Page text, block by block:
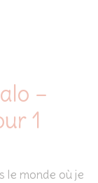
–
1
le monde où je